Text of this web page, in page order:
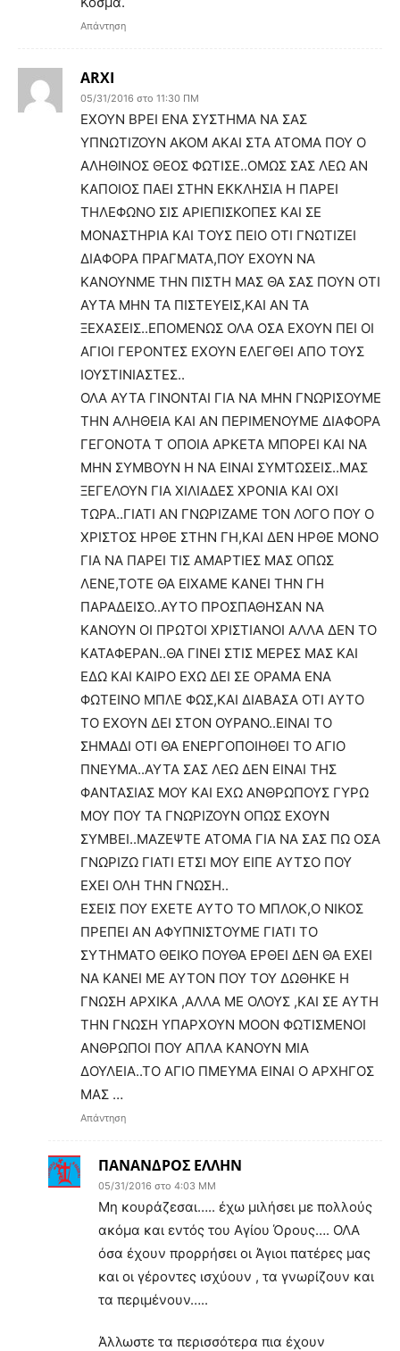
Απάντηση
ARXI
05/31/2016 στο 11:30 ΠΜ
ΕΧΟΥΝ ΒΡΕΙ ΕΝΑ ΣΥΣΤΗΜΑ ΝΑ ΣΑΣ
ΥΠΝΩΤΙΖΟΥΝ ΑΚΟΜ ΑΚΑΙ ΣΤΑ ΑΤΟΜΑ ΠΟΥ Ο
ΑΛΗΘΙΝΟΣ ΘΕΟΣ ΦΩΤΙΣΕ..ΟΜΩΣ ΣΑΣ ΛΕΩ ΑΝ
ΚΑΠΟΙΟΣ ΠΑΕΙ ΣΤΗΝ ΕΚΚΛΗΣΙΑ Η ΠΑΡΕΙ
ΤΗΛΕΦΩΝΟ ΣΙΣ ΑΡΙΕΠΙΣΚΟΠΕΣ ΚΑΙ ΣΕ
ΜΟΝΑΣΤΗΡΙΑ ΚΑΙ ΤΟΥΣ ΠΕΙΟ ΟΤΙ ΓΝΩΤΙΖΕΙ
ΔΙΑΦΟΡΑ ΠΡΑΓΜΑΤΑ,ΠΟΥ ΕΧΟΥΝ ΝΑ
ΚΑΝΟΥΝΜΕ ΤΗΝ ΠΙΣΤΗ ΜΑΣ ΘΑ ΣΑΣ ΠΟΥΝ ΟΤΙ
ΑΥΤΑ ΜΗΝ ΤΑ ΠΙΣΤΕΥΕΙΣ,ΚΑΙ ΑΝ ΤΑ
ΞΕΧΑΣΕΙΣ..ΕΠΟΜΕΝΩΣ ΟΛΑ ΟΣΑ ΕΧΟΥΝ ΠΕΙ ΟΙ
ΑΓΙΟΙ ΓΕΡΟΝΤΕΣ ΕΧΟΥΝ ΕΛΕΓΘΕΙ ΑΠΟ ΤΟΥΣ
ΙΟΥΣΤΙΝΙΑΣΤΕΣ..
ΟΛΑ ΑΥΤΑ ΓΙΝΟΝΤΑΙ ΓΙΑ ΝΑ ΜΗΝ ΓΝΩΡΙΣΟΥΜΕ
ΤΗΝ ΑΛΗΘΕΙΑ ΚΑΙ ΑΝ ΠΕΡΙΜΕΝΟΥΜΕ ΔΙΑΦΟΡΑ
ΓΕΓΟΝΟΤΑ Τ ΟΠΟΙΑ ΑΡΚΕΤΑ ΜΠΟΡΕΙ ΚΑΙ ΝΑ
ΜΗΝ ΣΥΜΒΟΥΝ Η ΝΑ ΕΙΝΑΙ ΣΥΜΤΩΣΕΙΣ..ΜΑΣ
ΞΕΓΕΛΟΥΝ ΓΙΑ ΧΙΛΙΑΔΕΣ ΧΡΟΝΙΑ ΚΑΙ ΟΧΙ
ΤΩΡΑ..ΓΙΑΤΙ ΑΝ ΓΝΩΡΙΖΑΜΕ ΤΟΝ ΛΟΓΟ ΠΟΥ Ο
ΧΡΙΣΤΟΣ ΗΡΘΕ ΣΤΗΝ ΓΗ,ΚΑΙ ΔΕΝ ΗΡΘΕ ΜΟΝΟ
ΓΙΑ ΝΑ ΠΑΡΕΙ ΤΙΣ ΑΜΑΡΤΙΕΣ ΜΑΣ ΟΠΩΣ
ΛΕΝΕ,ΤΟΤΕ ΘΑ ΕΙΧΑΜΕ ΚΑΝΕΙ ΤΗΝ ΓΗ
ΠΑΡΑΔΕΙΣΟ..ΑΥΤΟ ΠΡΟΣΠΑΘΗΣΑΝ ΝΑ
ΚΑΝΟΥΝ ΟΙ ΠΡΩΤΟΙ ΧΡΙΣΤΙΑΝΟΙ ΑΛΛΑ ΔΕΝ ΤΟ
ΚΑΤΑΦΕΡΑΝ..ΘΑ ΓΙΝΕΙ ΣΤΙΣ ΜΕΡΕΣ ΜΑΣ ΚΑΙ
ΕΔΩ ΚΑΙ ΚΑΙΡΟ ΕΧΩ ΔΕΙ ΣΕ ΟΡΑΜΑ ΕΝΑ
ΦΩΤΕΙΝΟ ΜΠΛΕ ΦΩΣ,ΚΑΙ ΔΙΑΒΑΣΑ ΟΤΙ ΑΥΤΟ
ΤΟ ΕΧΟΥΝ ΔΕΙ ΣΤΟΝ ΟΥΡΑΝΟ..ΕΙΝΑΙ ΤΟ
ΣΗΜΑΔΙ ΟΤΙ ΘΑ ΕΝΕΡΓΟΠΟΙΗΘΕΙ ΤΟ ΑΓΙΟ
ΠΝΕΥΜΑ..ΑΥΤΑ ΣΑΣ ΛΕΩ ΔΕΝ ΕΙΝΑΙ ΤΗΣ
ΦΑΝΤΑΣΙΑΣ ΜΟΥ ΚΑΙ ΕΧΩ ΑΝΘΡΩΠΟΥΣ ΓΥΡΩ
ΜΟΥ ΠΟΥ ΤΑ ΓΝΩΡΙΖΟΥΝ ΟΠΩΣ ΕΧΟΥΝ
ΣΥΜΒΕΙ..ΜΑΖΕΨΤΕ ΑΤΟΜΑ ΓΙΑ ΝΑ ΣΑΣ ΠΩ ΟΣΑ
ΓΝΩΡΙΖΩ ΓΙΑΤΙ ΕΤΣΙ ΜΟΥ ΕΙΠΕ ΑΥΤΣΟ ΠΟΥ
ΕΧΕΙ ΟΛΗ ΤΗΝ ΓΝΩΣΗ..
ΕΣΕΙΣ ΠΟΥ ΕΧΕΤΕ ΑΥΤΟ ΤΟ ΜΠΛΟΚ,Ο ΝΙΚΟΣ
ΠΡΕΠΕΙ ΑΝ ΑΦΥΠΝΙΣΤΟΥΜΕ ΓΙΑΤΙ ΤΟ
ΣΥΤΗΜΑΤΟ ΘΕΙΚΟ ΠΟΥΘΑ ΕΡΘΕΙ ΔΕΝ ΘΑ ΕΧΕΙ
ΝΑ ΚΑΝΕΙ ΜΕ ΑΥΤΟΝ ΠΟΥ ΤΟΥ ΔΩΘΗΚΕ Η
ΓΝΩΣΗ ΑΡΧΙΚΑ ,ΑΛΛΑ ΜΕ ΟΛΟΥΣ ,ΚΑΙ ΣΕ ΑΥΤΗ
ΤΗΝ ΓΝΩΣΗ ΥΠΑΡΧΟΥΝ ΜΟΟΝ ΦΩΤΙΣΜΕΝΟΙ
ΑΝΘΡΩΠΟΙ ΠΟΥ ΑΠΛΑ ΚΑΝΟΥΝ ΜΙΑ
ΔΟΥΛΕΙΑ..ΤΟ ΑΓΙΟ ΠΜΕΥΜΑ ΕΙΝΑΙ Ο ΑΡΧΗΓΟΣ
ΜΑΣ …
Απάντηση
ΠΑΝΑΝΔΡΟΣ ΕΛΛΗΝ
05/31/2016 στο 4:03 ΜΜ
Μη κουράζεσαι….. έχω μιλήσει με πολλούς
ακόμα και εντός του Αγίου Όρους…. ΟΛΑ
όσα έχουν προρρήσει οι Άγιοι πατέρες μας
και οι γέροντες ισχύουν , τα γνωρίζουν και
τα περιμένουν…..
Άλλωστε τα περισσότερα πια έχουν